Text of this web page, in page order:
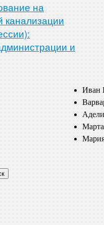
на
канализации
и
Иван
Марта